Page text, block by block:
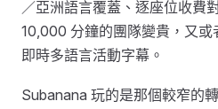
／亞洲語言覆蓋、逐座位收費
10,000 分鐘的團隊變貴，又
即時多語言活動字幕。
Subanana 玩的是那個較窄的